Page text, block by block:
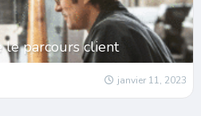
le parcours client
janvier 11, 2023